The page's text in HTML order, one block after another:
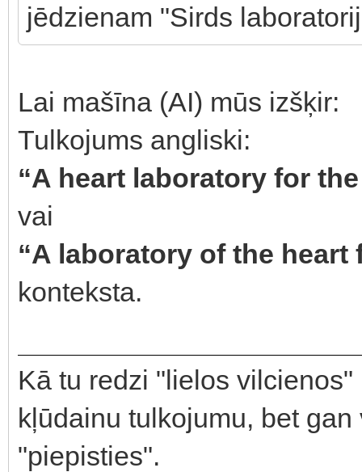
jēdzienam "Sirds
Lai mašīna (AI) mūs izšķir:
Tulkojums angliski:
“A heart laboratory for
vai
“A laboratory of the heart
konteksta.
Kā tu redzi "lielos
kļūdainu tulkojumu, bet
"piepisties".